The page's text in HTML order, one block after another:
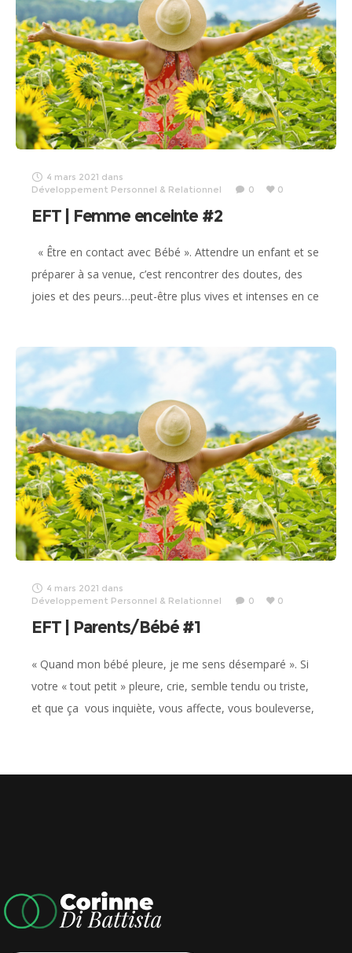
4 mars 2021 dans
Développement Personnel & Relationnel
0 0
EFT | Femme enceinte #2
« Être en contact avec Bébé ». Attendre un enfant et se
préparer à sa venue, c’est rencontrer des doutes, des
joies et des peurs…peut-être plus vives et intenses en ce
4 mars 2021 dans
Développement Personnel & Relationnel
0 0
EFT | Parents/Bébé #1
« Quand mon bébé pleure, je me sens désemparé ». Si
votre « tout petit » pleure, crie, semble tendu ou triste,
et que ça vous inquiète, vous affecte, vous bouleverse,